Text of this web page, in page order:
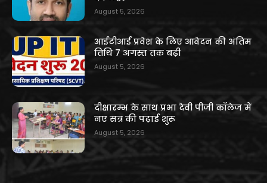
August 5, 2026
आईटीआई प्रवेश के लिए आवेदन की अंतिम
तिथि 7 अगस्त तक बढ़ी
August 5, 2026
दीक्षारम्भ के साथ प्रभा देवी पीजी कॉलेज में
नए सत्र की पढ़ाई शुरू
August 5, 2026